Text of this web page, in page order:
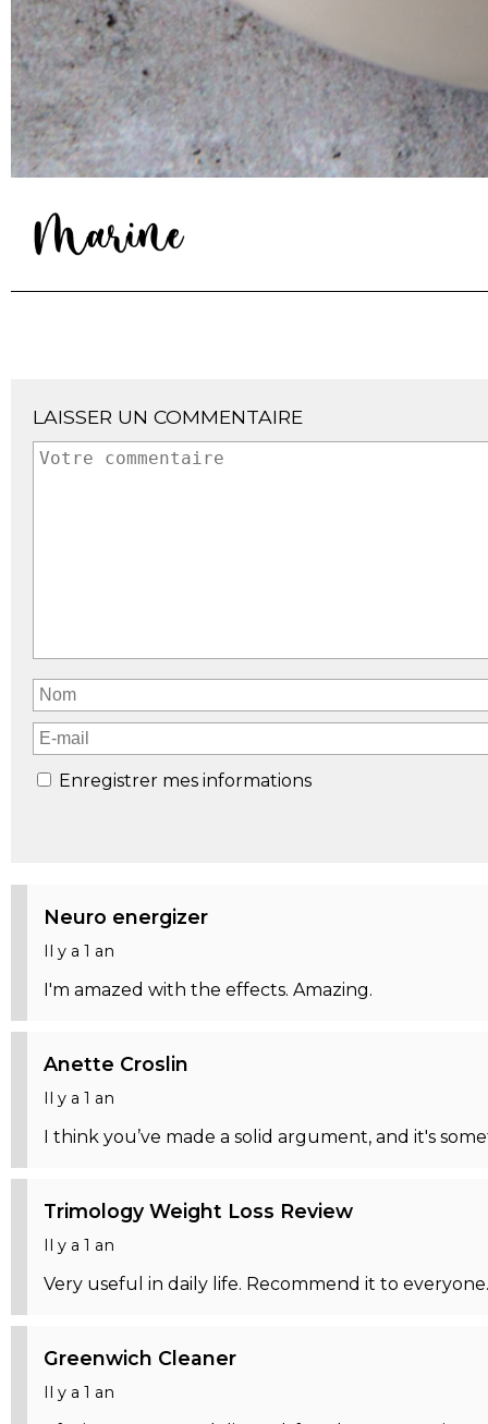
LAISSER UN COMMENTAIRE
Enregistrer mes informations
Neuro energizer
Il y a 1 an
I'm amazed with the effects. Amazing.
Anette Croslin
Il y a 1 an
I think you’ve made a solid argument, and it's
Trimology Weight Loss Review
Il y a 1 an
Very useful in daily life. Recommend it to everyone.
Greenwich Cleaner
Il y a 1 an